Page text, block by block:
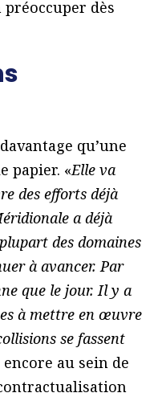
préoccuper dès
qu’une
papier. «Elle va
des efforts déjà
a déjà
des domaines
à avancer. Par
que le jour. Il y a
à mettre en œuvre
se fassent
au sein de